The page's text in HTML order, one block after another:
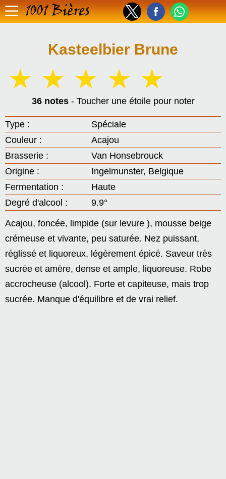
1001 Bières
Kasteelbier Brune
☆
☆
☆
☆
☆
36 notes- Toucher une étoile pour noter
Type :
Spéciale
Couleur :
Acajou
Brasserie :
Van Honsebrouck
Origine :
Ingelmunster, Belgique
Fermentation :
Haute
Degré d'alcool :
9.9°
Acajou, foncée, limpide (sur levure ), mousse beige
crémeuse et vivante, peu saturée. Nez puissant,
réglissé et liquoreux, légèrement épicé. Saveur très
sucrée et amère, dense et ample, liquoreuse. Robe
accrocheuse (alcool). Forte et capiteuse, mais trop
sucrée. Manque d'équilibre et de vrai relief.